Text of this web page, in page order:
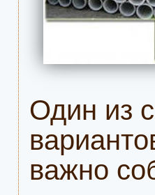
Один из
важно